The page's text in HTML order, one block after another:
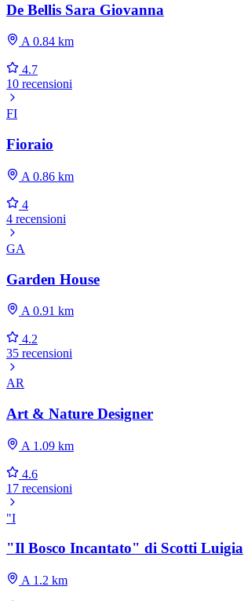
De Bellis Sara Giovanna
A 0.84 km
4.7
10 recensioni
FI
Fioraio
A 0.86 km
4
4 recensioni
GA
Garden House
A 0.91 km
4.2
35 recensioni
AR
Art & Nature Designer
A 1.09 km
4.6
17 recensioni
"I
"Il Bosco Incantato" di Scotti Luigia
A 1.2 km